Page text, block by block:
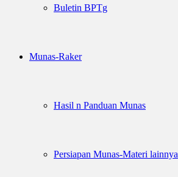
Buletin BPTg
Munas-Raker
Hasil n Panduan Munas
Persiapan Munas-Materi lainnya